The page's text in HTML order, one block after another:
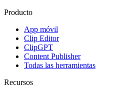
Producto
App móvil
Clip Editor
ClipGPT
Content Publisher
Todas las herramientas
Recursos